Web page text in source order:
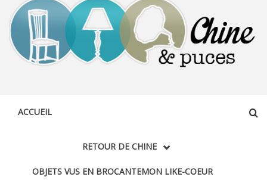
ACCUEIL
RETOUR DE CHINE
OBJETS VUS EN BROCANTEMON LIKE-COEUR